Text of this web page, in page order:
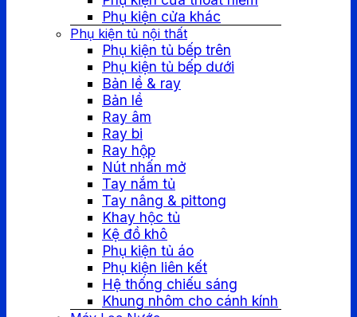
Phụ kiện cửa khác
Phụ kiện tủ nội thất
Phụ kiện tủ bếp trên
Phụ kiện tủ bếp dưới
Bản lề & ray
Bản lề
Ray âm
Ray bi
Ray hộp
Nút nhấn mở
Tay nắm tủ
Tay nâng & pittong
Khay hộc tủ
Kệ đồ khô
Phụ kiện tủ áo
Phụ kiện liên kết
Hệ thống chiếu sáng
Khung nhôm cho cánh kính